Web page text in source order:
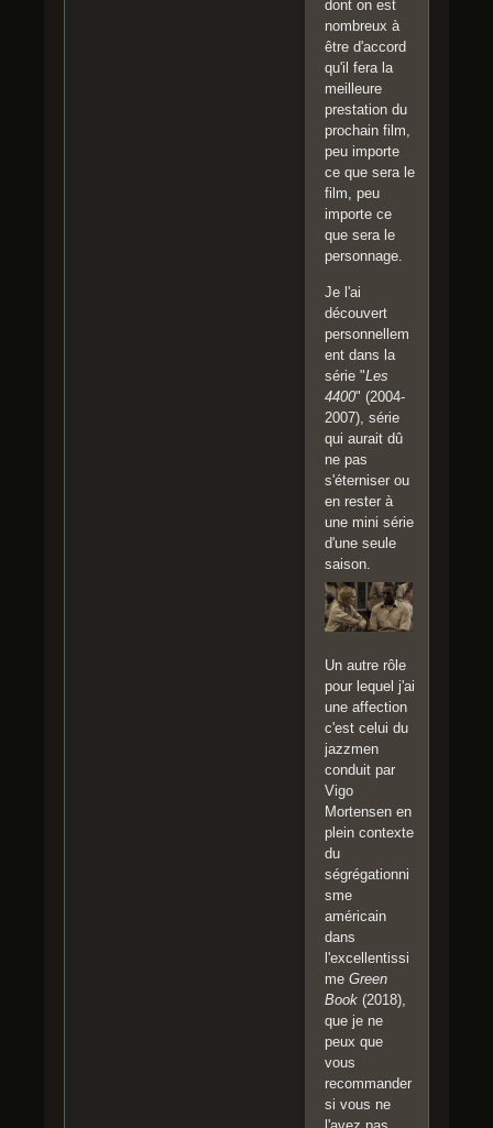
dont on est
nombreux à
être d'accord
qu'il fera la
meilleure
prestation du
prochain film,
peu importe
ce que sera le
film, peu
importe ce
que sera le
personnage.
Je l'ai
découvert
personnellem
ent dans la
série "Les
4400" (2004-
2007), série
qui aurait dû
ne pas
s'éterniser ou
en rester à
une mini série
d'une seule
saison.
Un autre rôle
pour lequel j'ai
une affection
c'est celui du
jazzmen
conduit par
Vigo
Mortensen en
plein contexte
du
ségrégationni
sme
américain
dans
l'excellentissi
me Green
Book (2018),
que je ne
peux que
vous
recommander
si vous ne